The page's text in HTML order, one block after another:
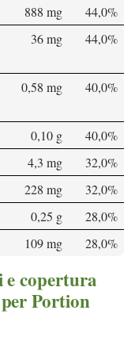
888 mg
44,0%
36 mg 44,0%
0,58 mg 40,0%
0,10 g
40,0%
4,3 mg
32,0%
228 mg
32,0%
0,25 g
28,0%
109 mg 28,0%
copertura
Portion